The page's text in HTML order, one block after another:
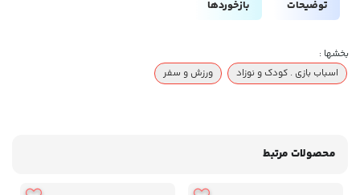
توضیحات بازخوردها
بخشها :
اسباب بازی . کودک و نوزاد
ورزش و سفر
محصولات مرتبط